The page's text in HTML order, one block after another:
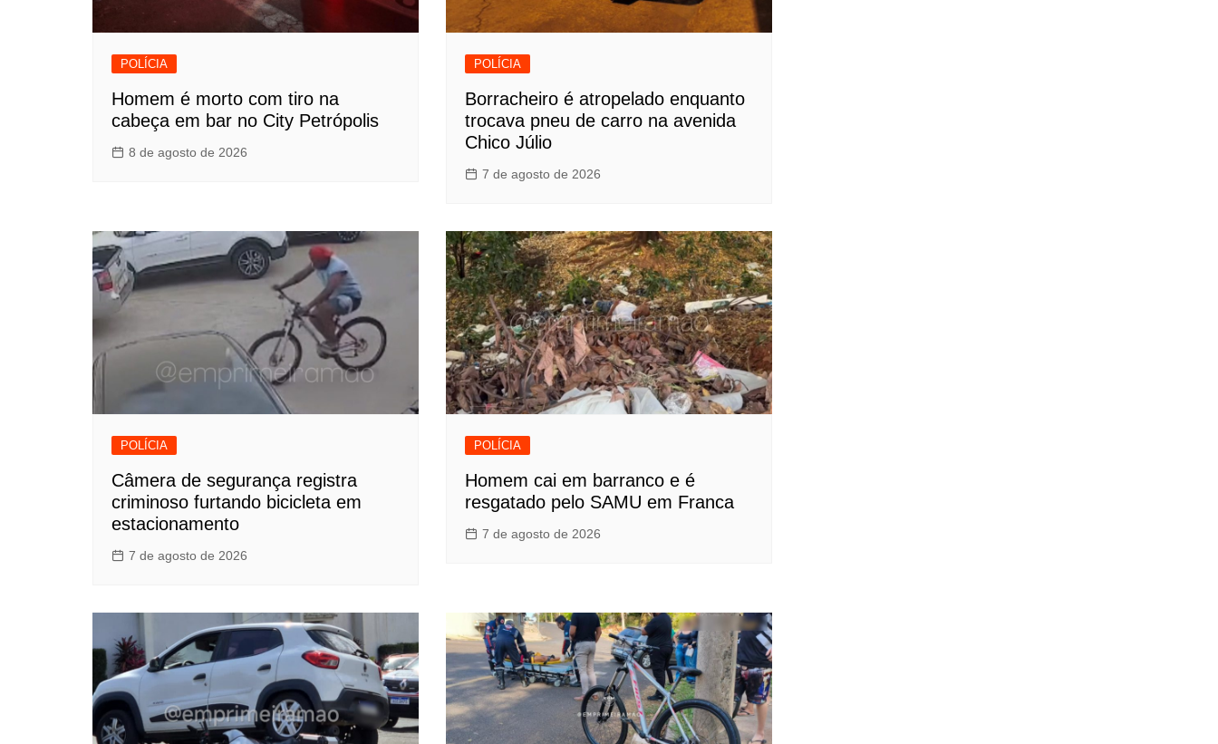
POLÍCIA
Homem é morto com tiro na
cabeça em bar no City Petrópolis
8 de agosto de 2026
POLÍCIA
Borracheiro é atropelado enquanto
trocava pneu de carro na avenida
Chico Júlio
7 de agosto de 2026
POLÍCIA
Câmera de segurança registra
criminoso furtando bicicleta em
estacionamento
7 de agosto de 2026
POLÍCIA
Homem cai em barranco e é
resgatado pelo SAMU em Franca
7 de agosto de 2026